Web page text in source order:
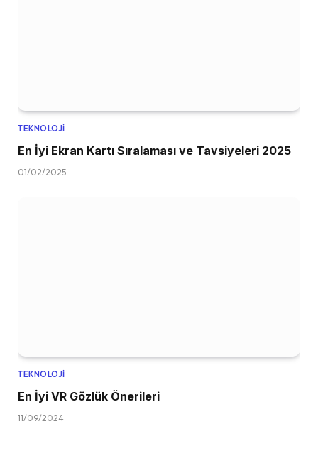
TEKNOLOJI
En İyi Ekran Kartı Sıralaması ve Tavsiyeleri 2025
01/02/2025
TEKNOLOJI
En İyi VR Gözlük Önerileri
11/09/2024